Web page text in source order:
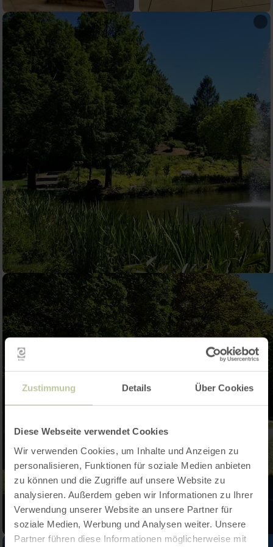
Zustimmung Details Über Cookies
Diese Webseite verwendet Cookies
Wir verwenden Cookies, um Inhalte und Anzeigen zu
personalisieren, Funktionen für soziale Medien anbieten
zu können und die Zugriffe auf unsere Website zu
analysieren. Außerdem geben wir Informationen zu Ihrer
Verwendung unserer Website an unsere Partner für
soziale Medien, Werbung und Analysen weiter. Unsere
Partner führen diese Informationen möglicherweise mit